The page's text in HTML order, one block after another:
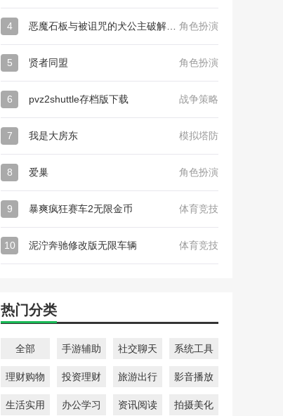
4 角色扮演
5 贤者同盟 角色扮演
6 pvz2shuttle存档版下载 战争策略
7 我是大房东 模拟塔防
8 爱巢 角色扮演
9 暴爽疯狂赛车2无限金币 体育竞技
10 泥泞奔驰修改版无限车辆 体育竞技
热门分类
全部 手游辅助 社交聊天 系统工具
理财购物 投资理财 旅游出行 影音播放
生活实用 办公学习 资讯阅读 拍摄美化